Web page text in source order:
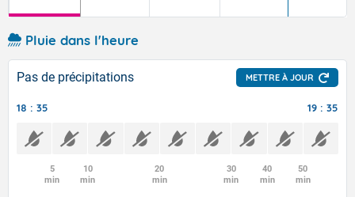
Pluie dans l'heure
Pas de précipitations METTRE À JOUR
18 : 35 19 : 35
5
min
10
min
20
min
30
min
40
min
50
min